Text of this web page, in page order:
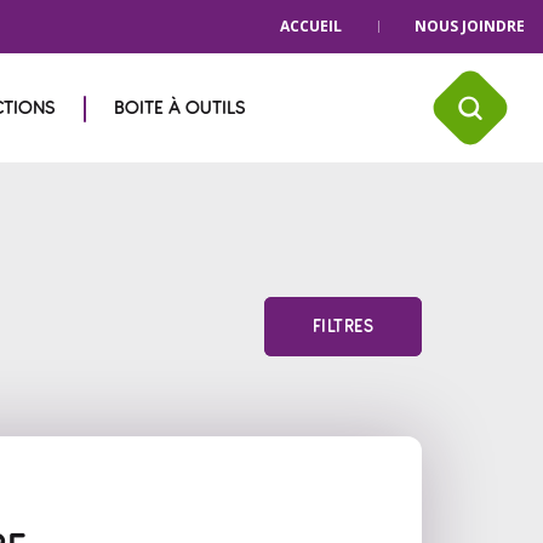
ACCUEIL NOUS JOINDRE
BOITE À OUTILS
FILTRES